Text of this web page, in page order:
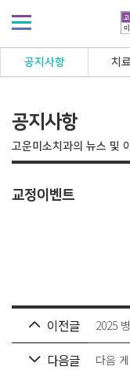
공지사항 치
공지사항
고운미소치과의 뉴스 및
교정이벤트
이전글 2025
다음글 다음